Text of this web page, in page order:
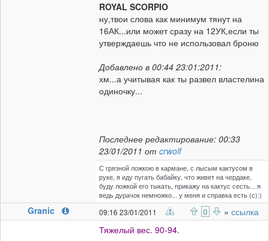
ROYAL SCORPIO
ну,твои слова как минимум тянут на
16АК...или может сразу на 12УК,если ты
утверждаешь что не использовал броню
Добавлено в 00:44 23:01:2011:
хм...а учитывая как ты развел властелина
одиночку...
Последнее редактирование: 00:33
23/01/2011 от crwolf
С грязной ложкою в кармане, с лысым кактусом в
руке, я иду пугать бабайку, что живет на чердаке,
буду ложкой его тыкать, прикажу на кактус сесть... я
ведь дурачок немножко... у меня и справка есть (с):)
Granic 09:16 23/01/2011 0 » ссылка
Тяжелый вес. 90-94.